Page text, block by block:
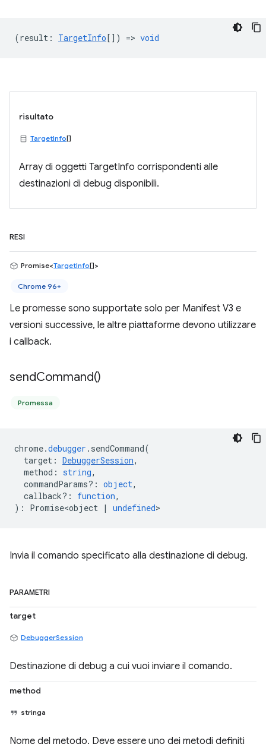
(result : TargetInfo[]) => void
risultato
TargetInfo[]
Array di oggetti TargetInfo corrispondenti alle
destinazioni di debug disponibili.
RESI
Promise<TargetInfo[]>
Chrome 96+
Le promesse sono supportate solo per Manifest V3 e
versioni successive, le altre piattaforme devono utilizzare
i callback.
sendCommand()
Promessa
chrome.debugger . sendCommand(
target : DebuggerSession,
method : string,
commandParams? : object,
callback? : function,
) : Promise<object | undefined>
Invia il comando specificato alla destinazione di debug.
PARAMETRI
target
DebuggerSession
Destinazione di debug a cui vuoi inviare il comando.
method
stringa
Nome del metodo. Deve essere uno dei metodi definiti